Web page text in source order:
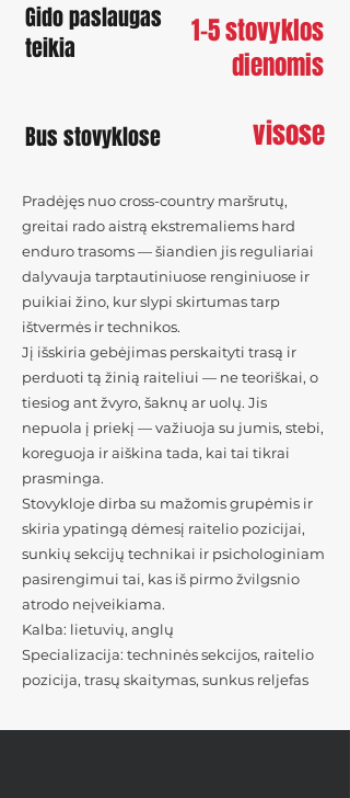
Gido paslaugas
teikia
1-5 stovyklos
dienomis
Bus stovyklose visose
Pradėjęs nuo cross-country maršrutų,
greitai rado aistrą ekstremaliems hard
enduro trasoms — šiandien jis reguliariai
dalyvauja tarptautiniuose renginiuose ir
puikiai žino, kur slypi skirtumas tarp
ištvermės ir technikos.
Jį išskiria gebėjimas perskaityti trasą ir
perduoti tą žinią raiteliui — ne teoriškai, o
tiesiog ant žvyro, šaknų ar uolų. Jis
nepuola į priekį — važiuoja su jumis, stebi,
koreguoja ir aiškina tada, kai tai tikrai
prasminga.
Stovykloje dirba su mažomis grupėmis ir
skiria ypatingą dėmesį raitelio pozicijai,
sunkių sekcijų technikai ir psichologiniam
pasirengimui tai, kas iš pirmo žvilgsnio
atrodo neįveikiama.
Kalba: lietuvių, anglų
Specializacija: techninės sekcijos, raitelio
pozicija, trasų skaitymas, sunkus reljefas